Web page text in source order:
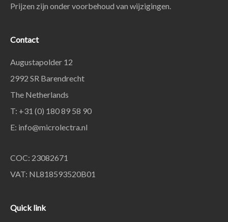
Prijzen zijn onder voorbehoud van wijzigingen.
Contact
Augustapolder 12
2992 SR Barendrecht
The Netherlands
T: +31 (0) 180 89 58 90
E: info@microlectra.nl
COC: 23082671
VAT: NL818593520B01
Quick link